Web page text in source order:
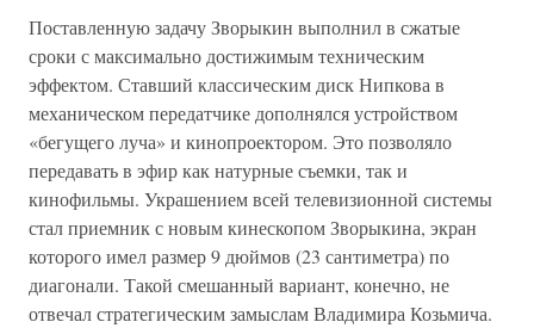
Поставленную задачу Зворыкин выполнил в сжатые
сроки с максимально достижимым техническим
эффектом. Ставший классическим диск Нипкова в
механическом передатчике дополнялся устройством
«бегущего луча» и кинопроектором. Это позволяло
передавать в эфир как натурные съемки, так и
кинофильмы. Украшением всей телевизионной системы
стал приемник с новым кинескопом Зворыкина, экран
которого имел размер 9 дюймов (23 сантиметра) по
диагонали. Такой смешанный вариант, конечно, не
отвечал стратегическим замыслам Владимира Козьмича.